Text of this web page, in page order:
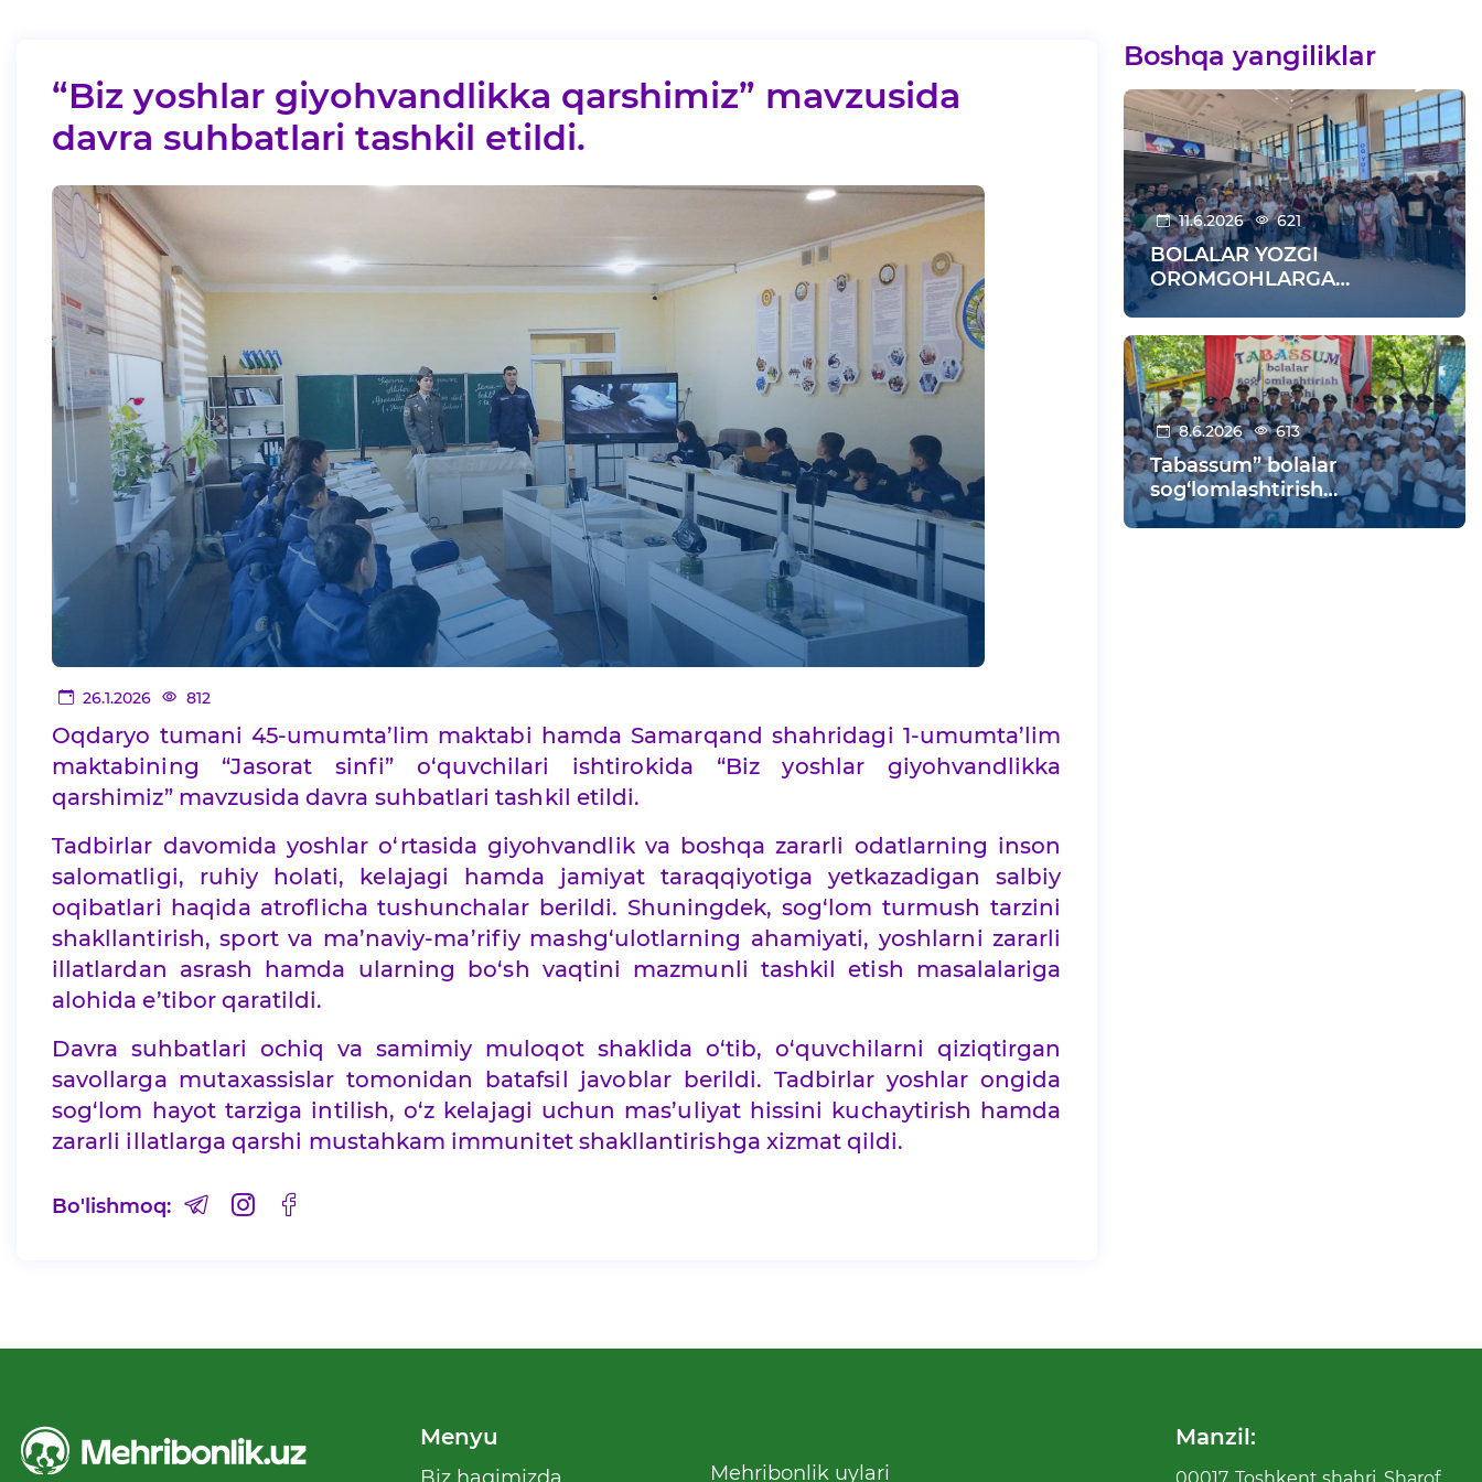
“Biz yoshlar giyohvandlikka qarshimiz” mavzusida
davra suhbatlari tashkil etildi.
26.1.2026 812
Oqdaryo tumani 45-umumta’lim maktabi hamda Samarqand shahridagi 1-umumta’lim
maktabining “Jasorat sinfi” o‘quvchilari ishtirokida “Biz yoshlar giyohvandlikka
qarshimiz” mavzusida davra suhbatlari tashkil etildi.
Tadbirlar davomida yoshlar o‘rtasida giyohvandlik va boshqa zararli odatlarning inson
salomatligi, ruhiy holati, kelajagi hamda jamiyat taraqqiyotiga yetkazadigan salbiy
oqibatlari haqida atroflicha tushunchalar berildi. Shuningdek, sog‘lom turmush tarzini
shakllantirish, sport va ma’naviy-ma’rifiy mashg‘ulotlarning ahamiyati, yoshlarni zararli
illatlardan asrash hamda ularning bo‘sh vaqtini mazmunli tashkil etish masalalariga
alohida e’tibor qaratildi.
Davra suhbatlari ochiq va samimiy muloqot shaklida o‘tib, o‘quvchilarni qiziqtirgan
savollarga mutaxassislar tomonidan batafsil javoblar berildi. Tadbirlar yoshlar ongida
sog‘lom hayot tarziga intilish, o‘z kelajagi uchun mas’uliyat hissini kuchaytirish hamda
zararli illatlarga qarshi mustahkam immunitet shakllantirishga xizmat qildi.
Bo'lishmoq:
Boshqa yangiliklar
11.6.2026 621
BOLALAR YOZGI
OROMGOHLARGA
KUZATILDI
8.6.2026 613
Tabassum” bolalar
sog‘lomlashtirish
maskanida vatanparvarlik
Menyu
Mehribonlik uylari
Manzil: